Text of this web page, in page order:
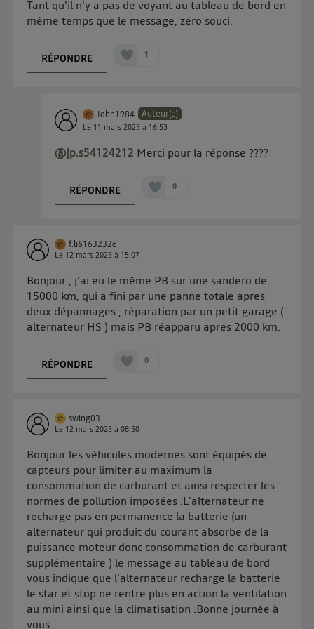
Tant qu'il n'y a pas de voyant au tableau de bord en
même temps que le message, zéro souci.
RÉPONDRE 1
John1984 Auteur(e)
Le 11 mars 2025 à 16:53
@jp.s54124212 Merci pour la réponse ????
RÉPONDRE 0
f.li61632326
Le 12 mars 2025 à 15:07
Bonjour , j'ai eu le même PB sur une sandero de
15000 km, qui a fini par une panne totale apres
deux dépannages , réparation par un petit garage (
alternateur HS ) mais PB réapparu apres 2000 km.
RÉPONDRE 0
swing03
Le 12 mars 2025 à08:50
Bonjour les véhicules modernes sont équipés de
capteurs pour limiter au maximum la
consommation de carburant et ainsi respecter les
normes de pollution imposées .L'alternateur ne
recharge pas en permanence la batterie (un
alternateur qui produit du courant absorbe de la
puissance moteur donc consommation de carburant
supplémentaire ) le message au tableau de bord
vous indique que l'alternateur recharge la batterie
le star et stop ne rentre plus en action la ventilation
au mini ainsi que la climatisation .Bonne journée à
vous .
Pour une connexion foyer(ex : Wi-Fi), la personnalisation sera basée
sur la navigation des membres du foyer ayant consentis.
uniquement sur la navigation de l'utilisateur du mobile.
Vous pouvez à tout moment retirer ce consentement
d'informations, veuillez consulter
d'information sur les données personnelles
d'Utiq.